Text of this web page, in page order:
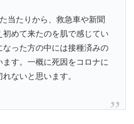
当たりから、救急車や新聞
めて来たのを肌で感じてい
なった方の中には接種済みの
す。一概に死因をコロナに
ないと思います。